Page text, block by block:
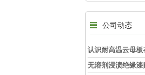
公司动态
认识耐高温云母
的角色
无溶剂浸渍绝缘